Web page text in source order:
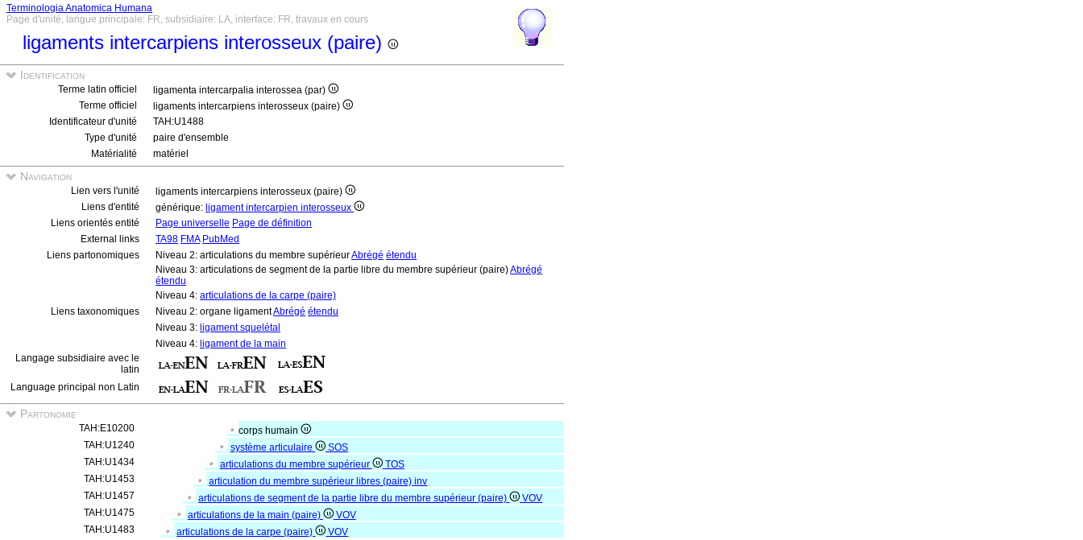
Terminologia Anatomica Humana
Page d'unité, langue principale: FR, subsidiaire: LA, interface: FR, travaux en cours
ligaments intercarpiens interosseux (paire)
Identification
Terme latin officiel
ligamenta intercarpalia interossea (par)
Terme officiel
ligaments intercarpiens interosseux (paire)
Identificateur d'unité
TAH:U1488
Type d'unité
paire d'ensemble
Matérialité
matériel
Navigation
Lien vers l'unité
ligaments intercarpiens interosseux (paire)
Liens d'entité
générique: ligament intercarpien interosseux
Liens orientés entité
Page universelle Page de définition
External links
TA98 FMA PubMed
Liens partonomiques
Niveau 2: articulations du membre supérieurAbrégé étendu
Niveau 3: articulations de segment de la partie libre du membre supérieur (paire)Abrégé
étendu
Niveau 4: articulations de la carpe (paire)
Liens taxonomiques
Niveau 2: organe ligamentAbrégé étendu
Niveau 3: ligament squelétal
Niveau 4: ligament de la main
Langage subsidiaire avec le
latin
Language principal non Latin
Partonomie
TAH:E10200
corps humain
TAH:U1240
système articulaire
SOS
TAH:U1434
articulations du membre supérieur
TOS
TAH:U1453
articulation du membre supérieur libres (paire)inv
TAH:U1457
articulations de segment de la partie libre du membre supérieur (paire)
VOV
TAH:U1475
articulations de la main (paire)
VOV
TAH:U1483
articulations de la carpe (paire)
VOV